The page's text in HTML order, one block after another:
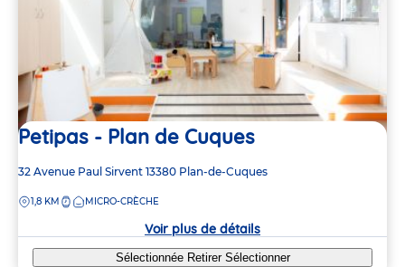
Petipas - Plan de Cuques
Adresse
la
32 Avenue Paul Sirvent 13380 Plan-de-Cuques
DISTANCE
1,8 KM MICRO-CRÈCHE
Voir plus de détails
Sélectionnée Retirer Sélectionner